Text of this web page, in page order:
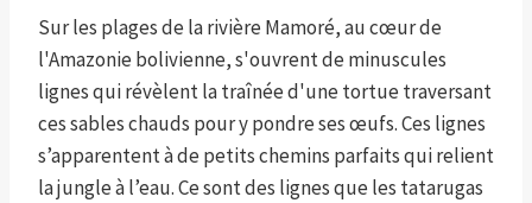
Sur les plages de la rivière Mamoré, au cœur de
l'Amazonie bolivienne, s'ouvrent de minuscules
lignes qui révèlent la traînée d'une tortue traversant
ces sables chauds pour y pondre ses œufs. Ces lignes
s’apparentent à de petits chemins parfaits qui relient
la jungle à l’eau. Ce sont des lignes que les tatarugas